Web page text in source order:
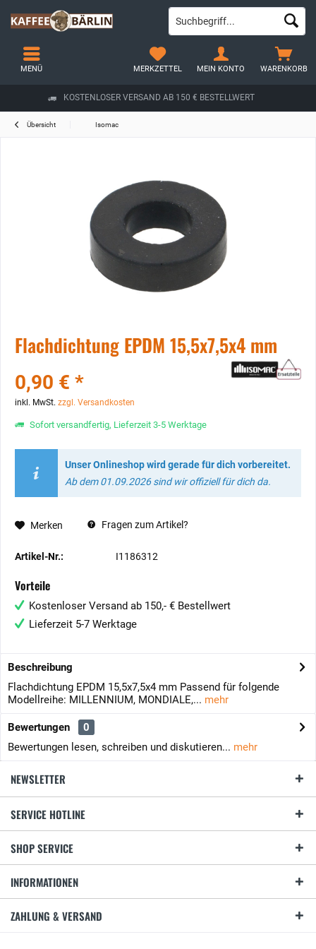
KOSTENLOSER VERSAND AB 150 € BESTELLWERT
WARENKORB
MERKZETTEL MEIN KONTO
MENÜ
Übersicht Isomac
Flachdichtung EPDM 15,5x7,5x4 mm
0,90 € *
inkl. MwSt. zzgl. Versandkosten
Sofort versandfertig, Lieferzeit 3-5 Werktage
Unser Onlineshop wird gerade für dich vorbereitet.
Ab dem 01.09.2026 sind wir offiziell für dich da.
Merken Fragen zum Artikel?
Artikel-Nr.: I1186312
Vorteile
Kostenloser Versand ab 150,- € Bestellwert
Lieferzeit 5-7 Werktage
Beschreibung
Flachdichtung EPDM 15,5x7,5x4 mm Passend für folgende
Modellreihe: MILLENNIUM, MONDIALE,... mehr
Bewertungen
0
Bewertungen lesen, schreiben und diskutieren... mehr
NEWSLETTER
SERVICE HOTLINE
SHOP SERVICE
INFORMATIONEN
ZAHLUNG & VERSAND